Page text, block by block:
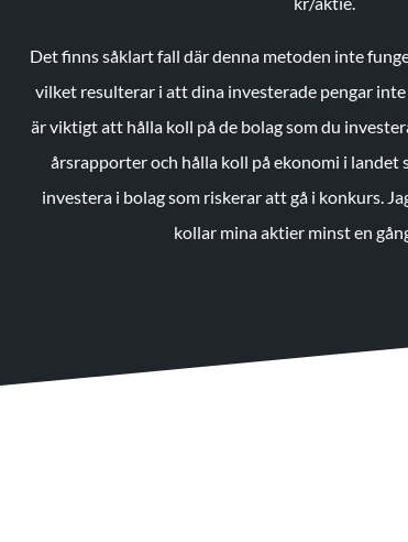
Det finns såklart fall där denna metoden inte
vilket resulterar i att dina investerade pengar
är viktigt att hålla koll på de bolag som du
årsrapporter och hålla koll på ekonomi i landet
investera i bolag som riskerar att gå i konkurs.
kollar mina aktier minst en